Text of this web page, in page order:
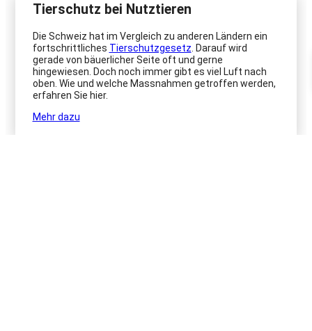
Tierschutz bei Nutztieren
Die Schweiz hat im Vergleich zu anderen Ländern ein
fortschrittliches Tierschutzgesetz . Darauf wird
gerade von bäuerlicher Seite oft und gerne
hingewiesen. Doch noch immer gibt es viel Luft nach
oben. Wie und welche Massnahmen getroffen werden,
erfahren Sie hier.
Mehr dazu